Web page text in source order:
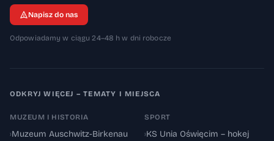
Napisz do nas
Odpowiadamy w ciągu 24–48 h w dni robocze
ODKRYJ WIĘCEJ – TEMATY I MIEJSCA
MUZEUM I HISTORIA
›Muzeum Auschwitz-Birkenau
SPORT
›KS Unia Oświęcim – hokej